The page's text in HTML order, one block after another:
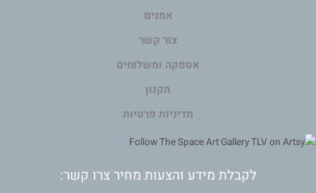
אמנים
צור קשר
אספקה ומשלוחים
תקנון
מדיניות פרטיות
לקבלת מידע והצעות מחיר צרו קשר: